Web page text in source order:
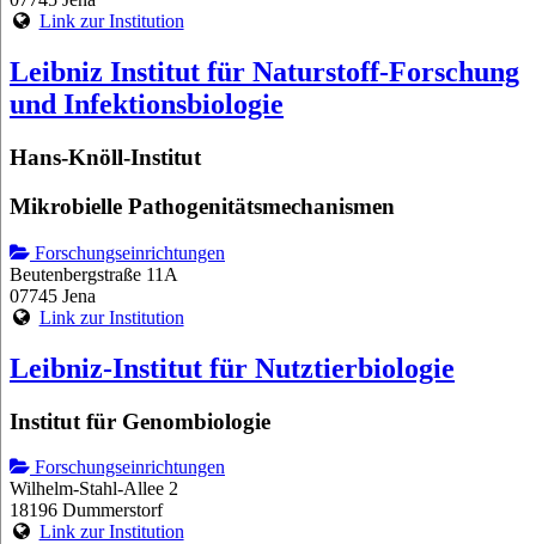
Link zur Institution
Leibniz Institut für Naturstoff-Forschung
und Infektionsbiologie
Hans-Knöll-Institut
Mikrobielle Pathogenitätsmechanismen
Forschungseinrichtungen
Beutenbergstraße 11A
07745 Jena
Link zur Institution
Leibniz-Institut für Nutztierbiologie
Institut für Genombiologie
Forschungseinrichtungen
Wilhelm-Stahl-Allee 2
18196 Dummerstorf
Link zur Institution